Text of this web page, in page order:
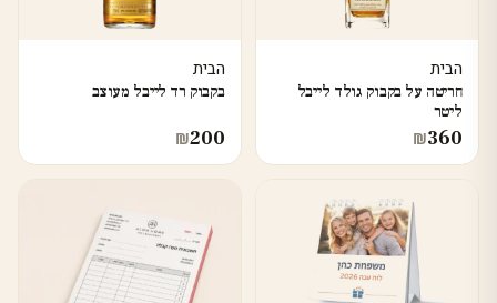
הבית
חריטה על בקבוק גולד לייבל
ליטר
₪360
הבית
בקבוק רד לייבל מעוצב
₪200